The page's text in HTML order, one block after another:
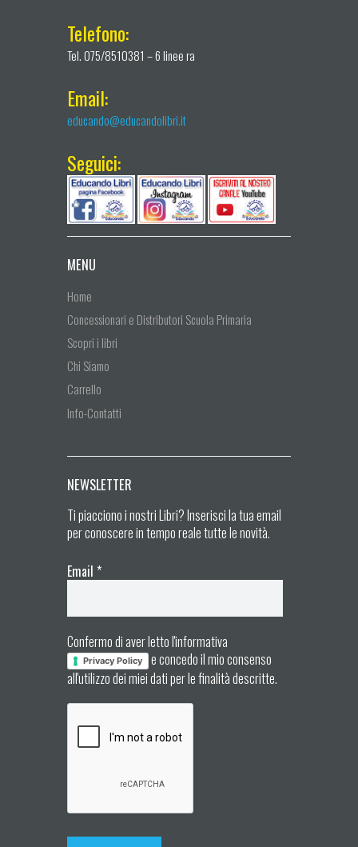
Telefono:
Tel. 075/8510381 – 6 linee ra
Email:
educando@educandolibri.it
Seguici:
MENU
Home
Concessionari e Distributori Scuola Primaria
Scopri i libri
Chi Siamo
Carrello
Info-Contatti
NEWSLETTER
Ti piacciono i nostri Libri? Inserisci la tua email
per conoscere in tempo reale tutte le novità.
Email *
Confermo di aver letto l'informativa
Privacy Policy
e concedo il mio consenso
all'utilizzo dei miei dati per le finalità descritte.